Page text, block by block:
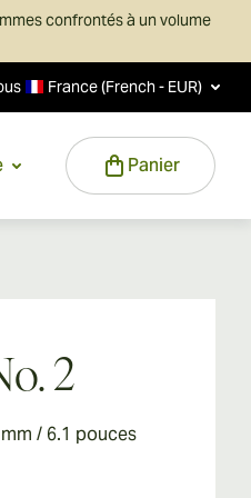
confrontés à un volume
France (French - EUR)
Panier
2
/ 6.1 pouces